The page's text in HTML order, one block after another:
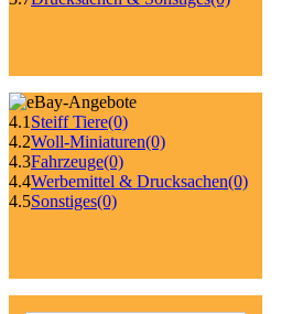
4.1 Steiff Tiere(0)
4.2Woll-Miniaturen(0)
4.3Fahrzeuge(0)
4.4Werbemittel & Drucksachen(0)
4.5Sonstiges(0)